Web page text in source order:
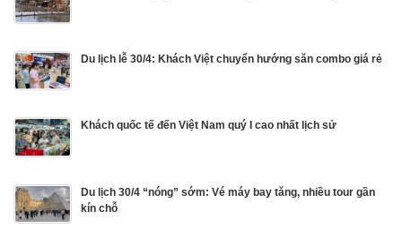
Du lịch lễ 30/4: Khách Việt chuyển hướng săn combo giá rẻ
Khách quốc tế đến Việt Nam quý I cao nhất lịch sử
Du lịch 30/4 “nóng” sớm: Vé máy bay tăng, nhiều tour gần
kín chỗ